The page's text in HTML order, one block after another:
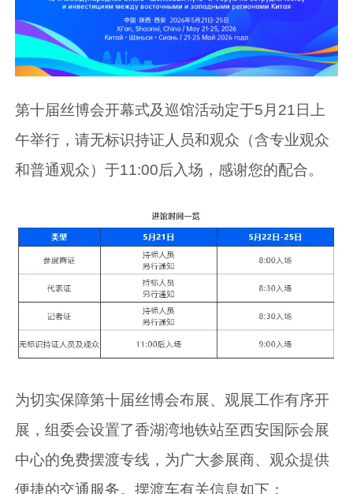
第十届丝博会开幕式及巡馆活动定于5月21日上
午举行，请无标识持证人员和观众（含专业观众
和普通观众）于11:00后入场，感谢您的配合。
为切实保障第十届丝博会布展、观展工作有序开
展，组委会设置了香湖湾地铁站至西安国际会展
中心的免费摆渡专线，为广大参展商、观众提供
便捷的交通服务。摆渡车有关信息如下：